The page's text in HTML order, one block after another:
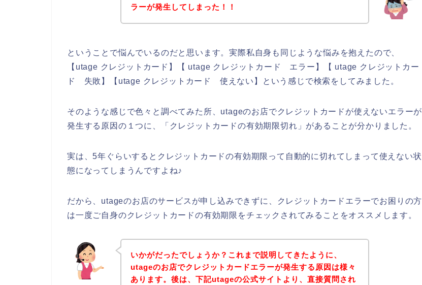
ラーが発生してしまった！！
ということで悩んでいるのだと思います。実際私自身も同じような悩みを抱えたので、
【utage クレジットカード】【 utage クレジットカード エラー】【 utage クレジットカー
ド 失敗】【utage クレジットカード 使えない】という感じで検索をしてみました。
そのような感じで色々と調べてみた所、utageのお店でクレジットカードが使えないエラーが
発生する原因の１つに、「クレジットカードの有効期限切れ」があることが分かりました。
実は、5年ぐらいするとクレジットカードの有効期限って自動的に切れてしまって使えない状
態になってしまうんですよね♪
だから、utageのお店のサービスが申し込みできずに、クレジットカードエラーでお困りの方
は一度ご自身のクレジットカードの有効期限をチェックされてみることをオススメします。
いかがだったでしょうか？これまで説明してきたように、
utageのお店でクレジットカードエラーが発生する原因は様々
あります。後は、下記utageの公式サイトより、直接質問され